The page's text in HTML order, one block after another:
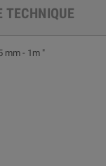
TECHNIQUE
mm - 1m "